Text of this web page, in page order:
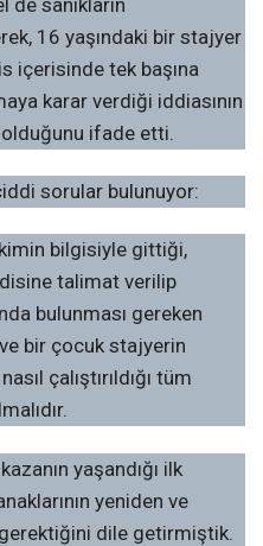
de sanıkların
16 yaşındaki bir stajyer
içerisinde tek başına
karar verdiği iddiasının
olduğunu ifade etti.
sorular bulunuyor:
kimin bilgisiyle gittiği,
talimat verilip
bulunması gereken
bir çocuk stajyerin
çalıştırıldığı tüm
yaşandığı ilk
yeniden ve
dile getirmiştik.